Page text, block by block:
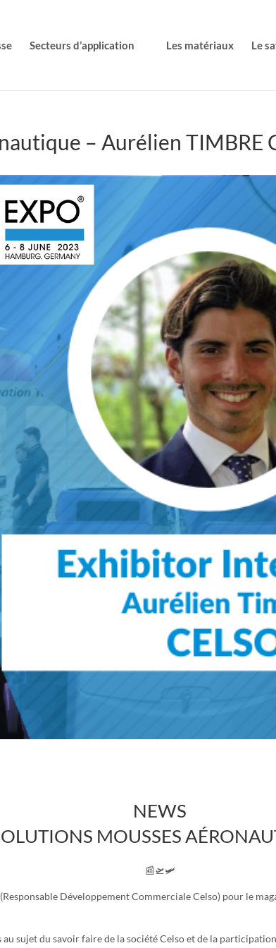
Secteurs d’application Les matériaux Le
– Aurélien TIMBRE
NEWS
MOUSSES
📰🛫🛩
Développement Commerciale Celso) pour le
au sujet du savoir faire de la société Celso et de la